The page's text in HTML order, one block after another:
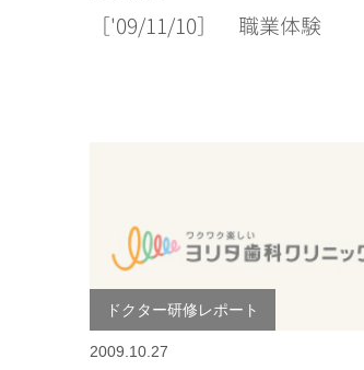
［'09/11/10］ 職業体験
ドクター研修レポート
2009.10.27